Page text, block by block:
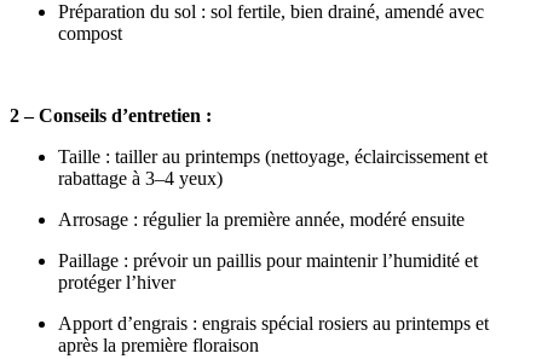
Préparation du sol : sol fertile, bien drainé, amendé avec
compost
2 – Conseils d’entretien :
Taille : tailler au printemps (nettoyage, éclaircissement et
rabattage à 3–4 yeux)
Arrosage : régulier la première année, modéré ensuite
Paillage : prévoir un paillis pour maintenir l’humidité et
protéger l’hiver
Apport d’engrais : engrais spécial rosiers au printemps et
après la première floraison